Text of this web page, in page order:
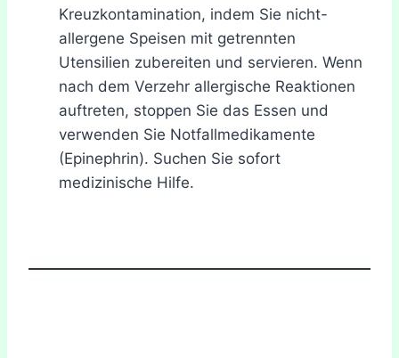
Kreuzkontamination, indem Sie nicht-
allergene Speisen mit getrennten
Utensilien zubereiten und servieren. Wenn
nach dem Verzehr allergische Reaktionen
auftreten, stoppen Sie das Essen und
verwenden Sie Notfallmedikamente
(Epinephrin). Suchen Sie sofort
medizinische Hilfe.